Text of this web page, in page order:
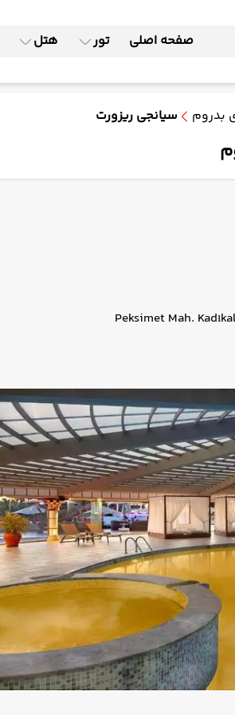
صفحه اصلی تور هتل
بدروم سیانجی ریزورت
Peksimet Mah.